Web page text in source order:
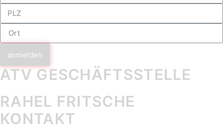
anmelden
ATV GESCHÄFTS­STELLE
RAHEL FRITSCHE
KONTAKT